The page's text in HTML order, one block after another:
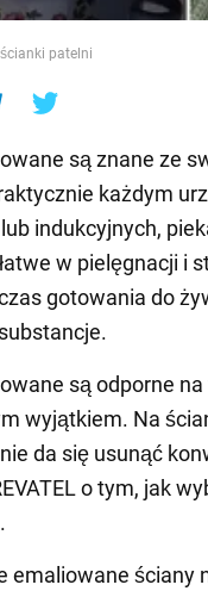
patelni
są znane ze
każdym
indukcyjnych,
w pielęgnacji i
gotowania do
są odporne
wyjątkiem. Na
da się usunąć
o tym, jak
emaliowane ściany